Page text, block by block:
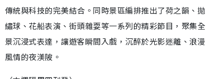
傳統與科技的完美結合。同時景區編排推出了荷之韻、拋
繡球、花船表演、街頭雜耍等一系列的精彩節目，聚集全
景沉浸式表達，讓遊客瞬間入戲，沉醉於光影迷離、浪漫
風情的夜渼陂。